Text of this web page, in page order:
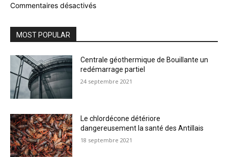
Commentaires désactivés
MOST POPULAR
Centrale géothermique de Bouillante un
redémarrage partiel
24 septembre 2021
Le chlordécone détériore
dangereusement la santé des Antillais
18 septembre 2021